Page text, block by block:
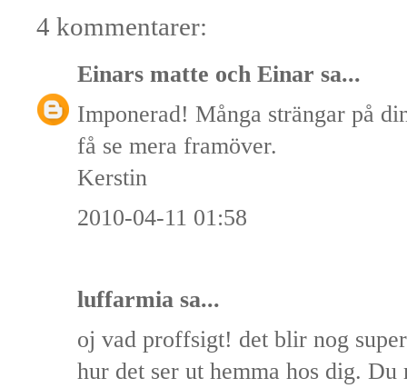
4 kommentarer:
Einars matte och Einar sa...
Imponerad! Många strängar på
få se mera framöver.
Kerstin
2010-04-11 01:58
luffarmia sa...
oj vad proffsigt! det blir nog
hur det ser ut hemma hos dig.